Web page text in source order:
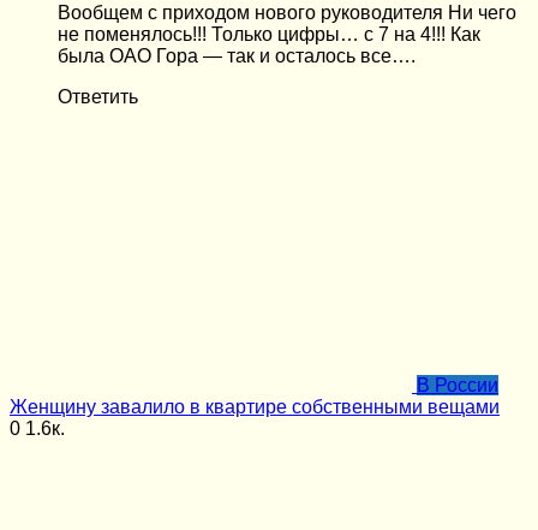
Вообщем с приходом нового руководителя Ни чего
не поменялось!!! Только цифры… с 7 на 4!!! Как
была ОАО Гора — так и осталось все….
Ответить
В России
Женщину завалило в квартире собственными вещами
0 1.6к.